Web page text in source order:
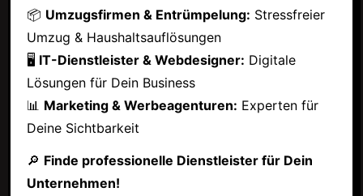
📦 Umzugsfirmen & Entrümpelung: Stressfreier
Umzug & Haushaltsauflösungen
🖥 IT-Dienstleister & Webdesigner: Digitale
Lösungen für Dein Business
📊 Marketing & Werbeagenturen: Experten für
Deine Sichtbarkeit
🔎 Finde professionelle Dienstleister für Dein
Unternehmen!